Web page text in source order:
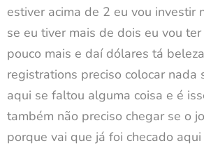
estiver acima de 2 eu vou investir
se eu tiver mais de dois eu vou
pouco mais e daí dólares tá
registrations preciso colocar nada
aqui se faltou alguma coisa e é
também não preciso chegar se o
porque vai que já foi checado